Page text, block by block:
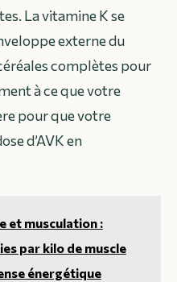
La vitamine K se
externe du
complètes pour
à ce que votre
pour que votre
d’AVK en
et musculation :
par kilo de muscle
énergétique